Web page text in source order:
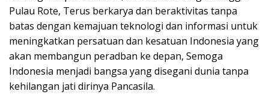
Pulau Rote, Terus berkarya dan beraktivitas tanpa
batas dengan kemajuan teknologi dan informasi untuk
meningkatkan persatuan dan kesatuan Indonesia yang
akan membangun peradban ke depan, Semoga
Indonesia menjadi bangsa yang disegani dunia tanpa
kehilangan jati dirinya Pancasila.